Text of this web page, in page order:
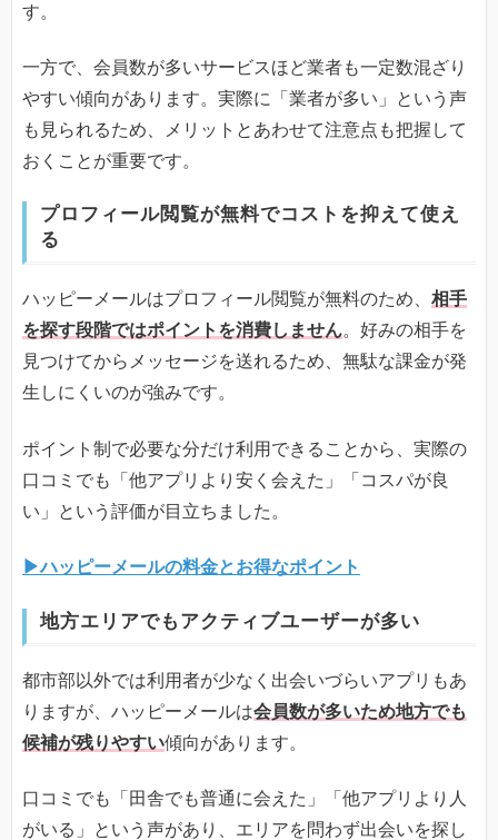
す。
一方で、会員数が多いサービスほど業者も一定数混ざり
やすい傾向があります。実際に「業者が多い」という声
も見られるため、メリットとあわせて注意点も把握して
おくことが重要です。
プロフィール閲覧が無料でコストを抑えて使え
る
ハッピーメールはプロフィール閲覧が無料のため、 相手
を探す段階ではポイントを消費しません。好みの相手を
見つけてからメッセージを送れるため、無駄な課金が発
生しにくいのが強みです。
ポイント制で必要な分だけ利用できることから、実際の
口コミでも「他アプリより安く会えた」「コスパが良
い」という評価が目立ちました。
▶ハッピーメールの料金とお得なポイント
地方エリアでもアクティブユーザーが多い
都市部以外では利用者が少なく出会いづらいアプリもあ
りますが、ハッピーメールは会員数が多いため地方でも
候補が残りやすい傾向があります。
口コミでも「田舎でも普通に会えた」「他アプリより人
がいる」という声があり、エリアを問わず出会いを探し